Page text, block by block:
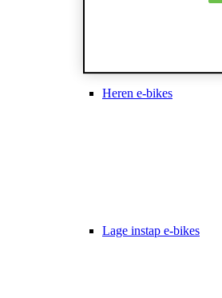
Heren e-bikes
Lage instap e-bikes